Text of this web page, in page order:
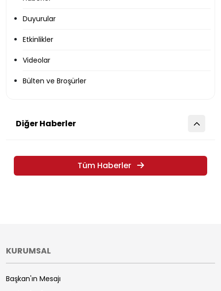
Duyurular
Etkinlikler
Videolar
Bülten ve Broşürler
Diğer Haberler
Tüm Haberler
KURUMSAL
Başkan'ın Mesajı